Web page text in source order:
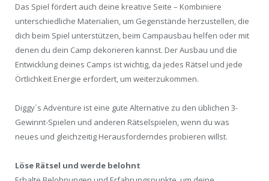
Das Spiel fördert auch deine kreative Seite – Kombiniere
unterschiedliche Materialien, um Gegenstände herzustellen, die
dich beim Spiel unterstützen, beim Campausbau helfen oder mit
denen du dein Camp dekorieren kannst. Der Ausbau und die
Entwicklung deines Camps ist wichtig, da jedes Rätsel und jede
Örtlichkeit Energie erfordert, um weiterzukommen.
Diggy´s Adventure ist eine gute Alternative zu den üblichen 3-
Gewinnt-Spielen und anderen Rätselspielen, wenn du was
neues und gleichzeitig Herausforderndes probieren willst.
Löse Rätsel und werde belohnt